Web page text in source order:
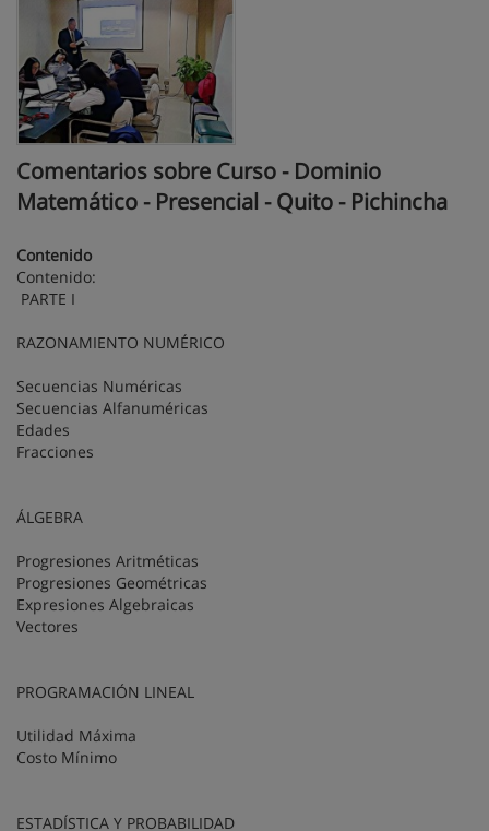
Comentarios sobre Curso - Dominio
Matemático - Presencial - Quito - Pichincha
Contenido
Contenido:
PARTE I
RAZONAMIENTO NUMÉRICO
Secuencias Numéricas
Secuencias Alfanuméricas
Edades
Fracciones
ÁLGEBRA
Progresiones Aritméticas
Progresiones Geométricas
Expresiones Algebraicas
Vectores
PROGRAMACIÓN LINEAL
Utilidad Máxima
Costo Mínimo
ESTADÍSTICA Y PROBABILIDAD